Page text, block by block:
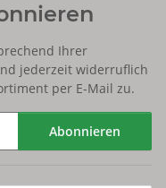
Ihrer
jederzeit widerruflich
per E-Mail zu.
Abonnieren